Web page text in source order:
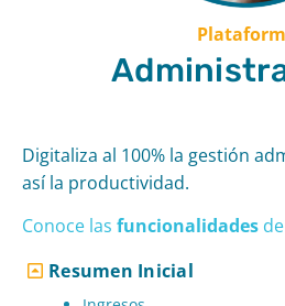
Digitaliza al 100% la gestión
así la productividad.
Conoce las funcionalidades
Resumen Inicial